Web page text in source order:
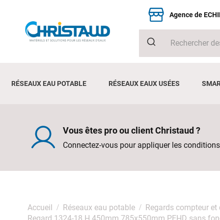
Agence de
RÉSEAUX EAU POTABLE RÉSEAUX EAUX USÉES
Vous êtes pro ou client Christaud ?
Connectez-vous pour appliquer les
Accueil Réseaux eau potable Regards compteur et